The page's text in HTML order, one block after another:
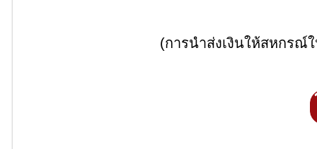
(การนำส่งเงินให้สหกรณ์